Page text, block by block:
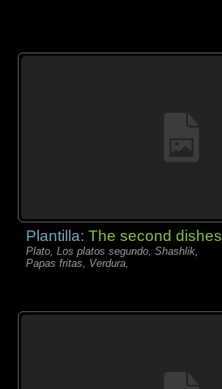
Plantilla:The second dishes
Plato, Los platos segundo, Shashlik,
Papas fritas, Verdura,